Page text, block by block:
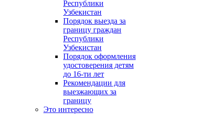
Республики
Узбекистан
Порядок выезда за
границу граждан
Республики
Узбекистан
Порядок оформления
удостоверения детям
до 16-ти лет
Рекомендации для
выезжающих за
границу
Это интересно